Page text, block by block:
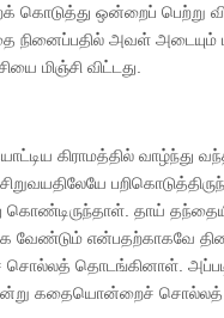
கொடுத்து ஒன்றைப் பெற்று
நினைப்பதில் அவள் அடையும்
மிஞ்சி விட்டது.
கிராமத்தில் வாழ்ந்து
கொண்டிருந்தாள். தாய்
வேண்டும் என்பதற்காகவே
தொடங்கினாள்.
கதையொன்றைச் சொல்லத்